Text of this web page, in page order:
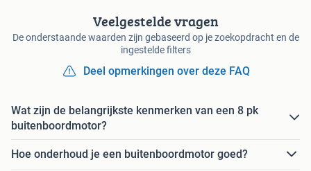
Veelgestelde vragen
De onderstaande waarden zijn gebaseerd op je zoekopdracht en de
ingestelde filters
Deel opmerkingen over deze FAQ
Wat zijn de belangrijkste kenmerken van een 8 pk
buitenboordmotor?
Hoe onderhoud je een buitenboordmotor goed?